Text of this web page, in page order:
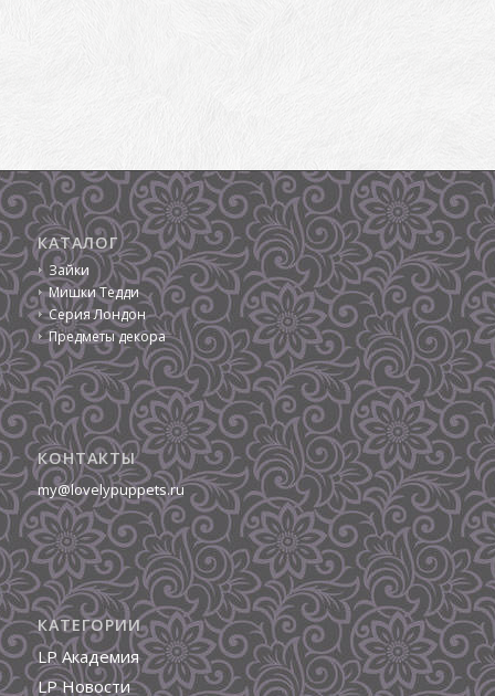
КАТАЛОГ
Зайки
Мишки Тедди
Серия Лондон
Предметы декора
КОНТАКТЫ
my@lovelypuppets.ru
КАТЕГОРИИ
LP Академия
LP Новости